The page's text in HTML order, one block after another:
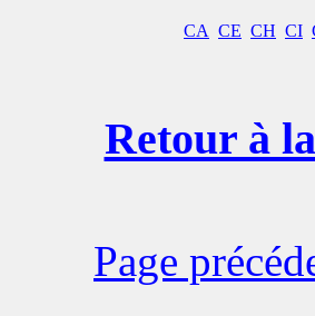
CA CE CH CI
Retour à
Page